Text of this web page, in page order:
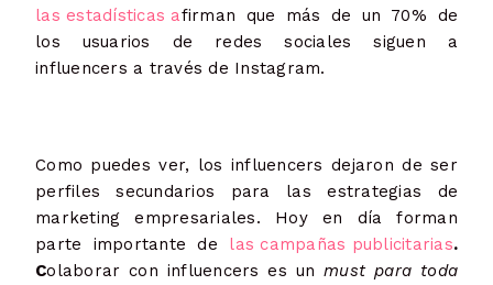
las estadísticas afirman que más de un 70% de
los usuarios de redes sociales siguen a
influencers a través de Instagram.
Como puedes ver, los influencers dejaron de ser
perfiles secundarios para las estrategias de
marketing empresariales. Hoy en día forman
parte importante de las campañas publicitarias.
Colaborar con influencers es unmust para toda